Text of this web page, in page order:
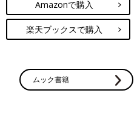
Amazonで購入
楽天ブックスで購入
ムック書籍